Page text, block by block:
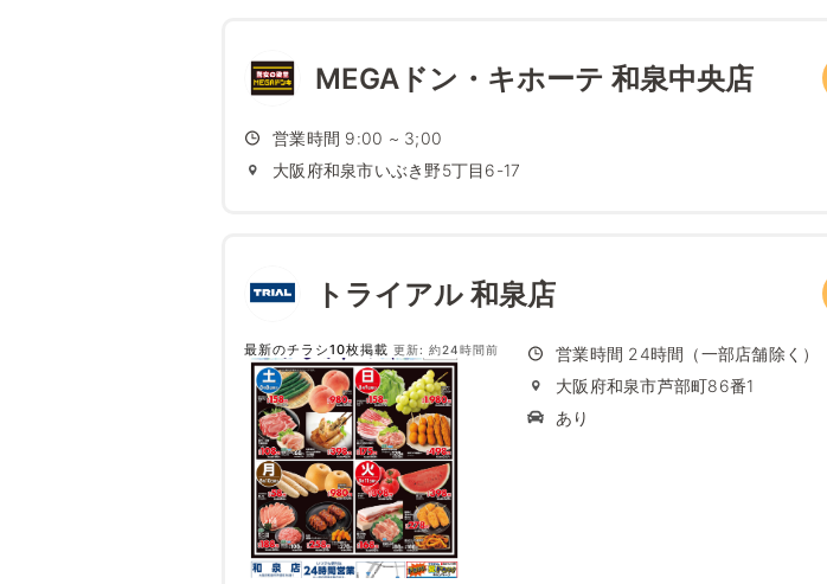
MEGAドン・キホーテ 和泉中央店
営業時間 9:00 ~ 3;00
大阪府和泉市いぶき野5丁目6-17
トライアル 和泉店
最新のチラシ10枚掲載 更新: 約24時間前
営業時間 24時間（一部店舗除く）
大阪府和泉市芦部町86番1
あり